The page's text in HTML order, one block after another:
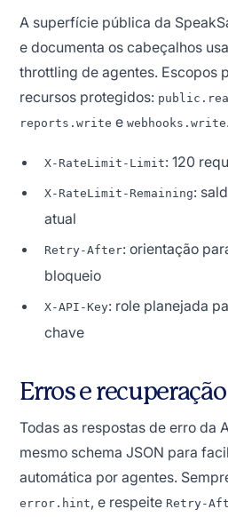
A superfície pública da
e documenta os cabeçalhos
throttling de agentes. Escopos
recursos protegidos:
reports.write ewebhooks.write.
X-RateLimit-Limit: 120
X-RateLimit-Remaining:
atual
Retry-After: orientação
bloqueio
X-API-Key: role planejada
chave
Erros e recuperação
Todas as respostas de erro da
mesmo schema JSON para
automática por agentes.
error.hint, e respeite Retry-